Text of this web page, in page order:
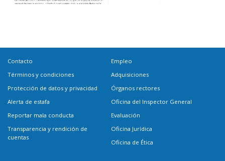
Contacto
Términos y condiciones
Protección de datos y privacidad
Alerta de estafa
Reportar mala conducta
Transparencia y rendición de
cuentas
Empleo
Adquisiciones
Órganos rectores
Oficina del Inspector General
Evaluación
Oficina Jurídica
Oficina de Ética